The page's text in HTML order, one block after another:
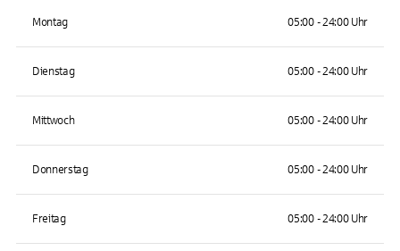
Montag 05:00 - 24:00 Uhr
Dienstag 05:00 - 24:00 Uhr
Mittwoch 05:00 - 24:00 Uhr
Donnerstag 05:00 - 24:00 Uhr
Freitag 05:00 - 24:00 Uhr